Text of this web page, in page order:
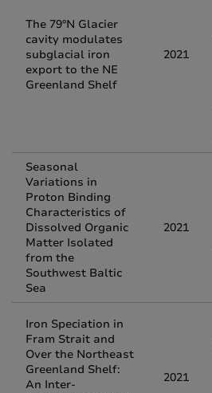
The 79°N Glacier
cavity modulates
subglacial iron
export to the NE
Greenland Shelf
2021
Seasonal
Variations in
Proton Binding
Characteristics of
Dissolved Organic
Matter Isolated
from the
Southwest Baltic
Sea
2021
Iron Speciation in
Fram Strait and
Over the Northeast
Greenland Shelf:
An Inter-
2021